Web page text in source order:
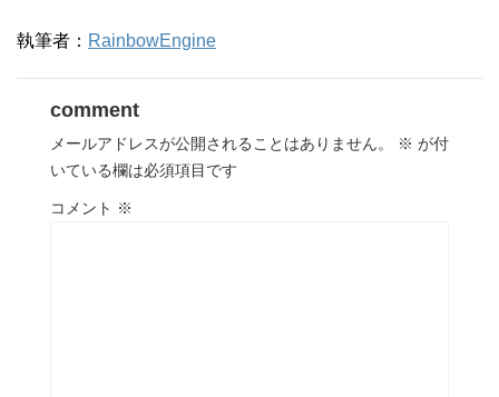
執筆者： RainbowEngine
comment
メールアドレスが公開されることはありません。 ※ が付
いている欄は必須項目です
コメント ※